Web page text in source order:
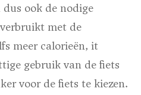
ook de nodige
met de
meer calorieën, it
gebruik van de fiets
voor de fiets te kiezen.